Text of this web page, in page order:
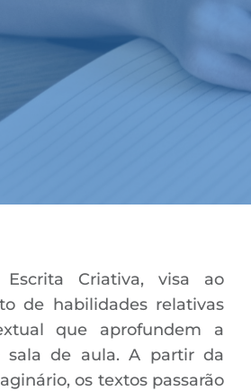
Criativa, visa ao
de habilidades relativas
que aprofundem a
sala de aula. A partir da
os textos passarão